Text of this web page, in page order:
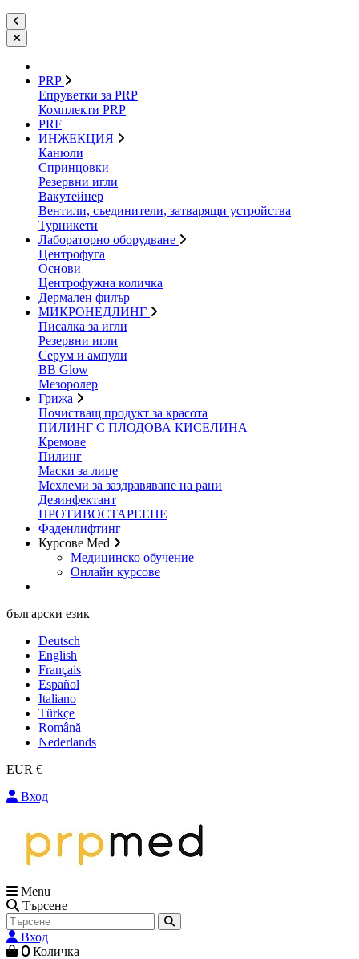
PRP
Епруветки за PRP
Комплекти PRP
PRF
ИНЖЕКЦИЯ
Канюли
Спринцовки
Резервни игли
Вакутейнер
Вентили, съединители, затварящи устройства
Турникети
Лабораторно оборудване
Центрофуга
Основи
Центрофужна количка
Дермален филър
МИКРОНЕДЛИНГ
Писалка за игли
Резервни игли
Серум и ампули
BB Glow
Мезоролер
Грижа
Почистващ продукт за красота
ПИЛИНГ С ПЛОДОВА КИСЕЛИНА
Кремове
Пилинг
Маски за лице
Мехлеми за заздравяване на рани
Дезинфектант
ПРОТИВОСТАРЕЕНЕ
Фаденлифтинг
Курсове Med
Медицинско обучение
Онлайн курсове
български език
Deutsch
English
Français
Español
Italiano
Türkçe
Română
Nederlands
EUR €
Вход
Menu
Търсене
Вход
0 Количка